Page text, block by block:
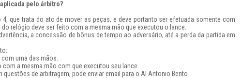
pelo árbitro?
que trata do ato de mover as peças, e deve portanto ser efetuada somente com
relógio deve ser feito com a mesma mão que executou o lance.
a concessão de bônus de tempo ao adversário, até a perda da partida em
uma das mãos.
a mesma mão com que executou seu lance.
de arbitragem, pode enviar email para o AI Antonio Bento